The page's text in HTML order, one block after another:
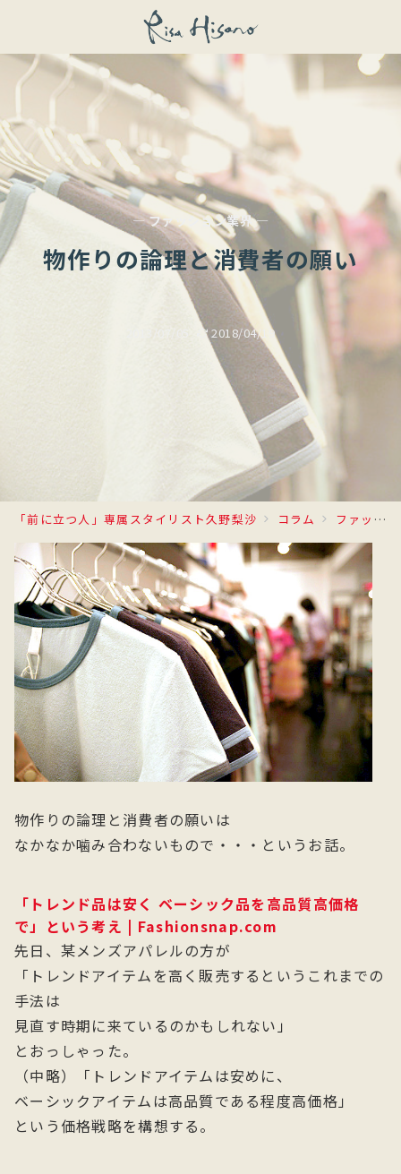
— ファッション業界 —
物作りの論理と消費者の願い
2013/07/05 2018/04/19
「前に立つ人」専属スタイリスト久野梨沙 コラム ファッション業界
物作りの論理と消費者の願いは
なかなか噛み合わないもので・・・というお話。
「トレンド品は安く ベーシック品を高品質高価格
で」という考え | Fashionsnap.com
先日、某メンズアパレルの方が
「トレンドアイテムを高く販売するというこれまでの
手法は
見直す時期に来ているのかもしれない」
とおっしゃった。
（中略）「トレンドアイテムは安めに、
ベーシックアイテムは高品質である程度高価格」
という価格戦略を構想する。